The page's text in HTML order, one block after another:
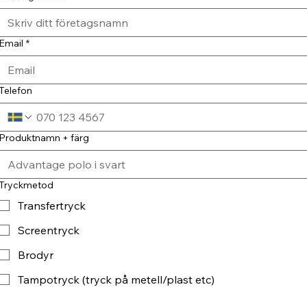
*
+ färg
Transfertryck
Screentryck
Brodyr
Tampotryck (tryck på metell/plast etc)